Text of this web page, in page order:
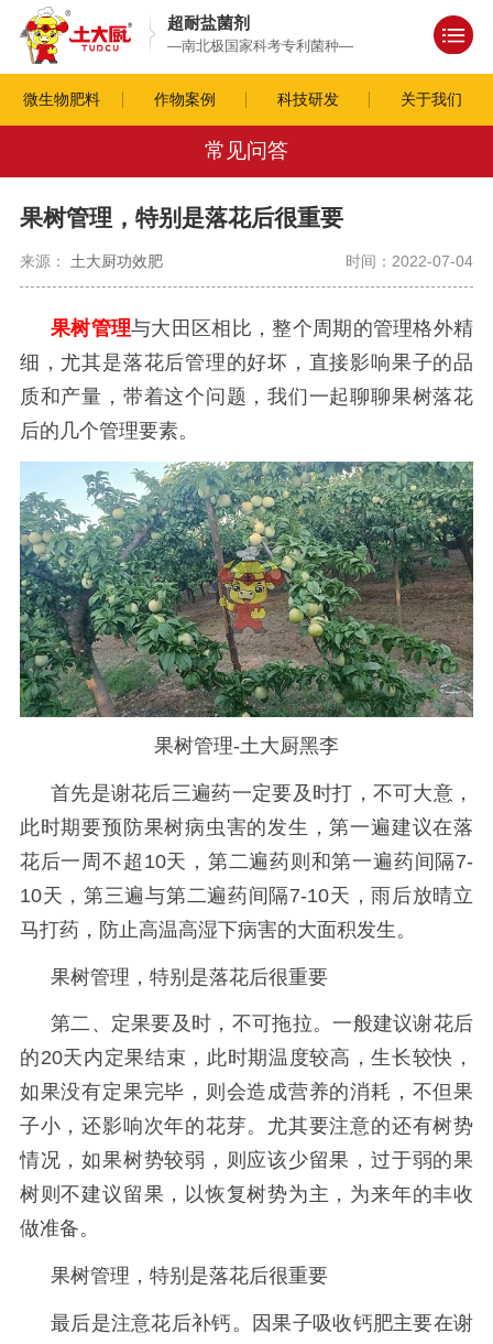
超耐盐菌剂
—南北极国家科考专利菌种—
微生物肥料 作物案例 科技研发 关于我们
常见问答
果树管理，特别是落花后很重要
来源： 土大厨功效肥 时间：2022-07-04
果树管理与大田区相比，整个周期的管理格外精
细，尤其是落花后管理的好坏，直接影响果子的品
质和产量，带着这个问题，我们一起聊聊果树落花
后的几个管理要素。
果树管理-土大厨黑李
首先是谢花后三遍药一定要及时打，不可大意，
此时期要预防果树病虫害的发生，第一遍建议在落
花后一周不超 10天，第二遍药则和第一遍药间隔7-
10天，第三遍与第二遍药间隔7-10天，雨后放晴立
马打药，防止高温高湿下病害的大面积发生。
果树管理，特别是落花后很重要
第二、定果要及时，不可拖拉。一般建议谢花后
的20天内定果结束，此时期温度较高，生长较快，
如果没有定果完毕，则会造成营养的消耗，不但果
子小，还影响次年的花芽。尤其要注意的还有树势
情况，如果树势较弱，则应该少留果，过于弱的果
树则不建议留果，以恢复树势为主，为来年的丰收
做准备。
果树管理，特别是落花后很重要
最后是注意花后补钙。
因果子吸收钙肥主要在谢